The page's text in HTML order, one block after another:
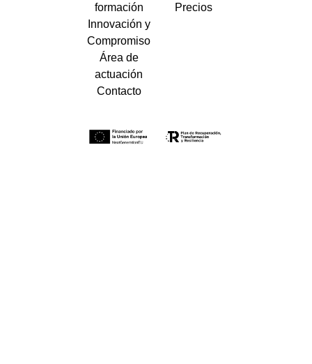
formación
Innovación y
Compromiso
Área de
actuación
Contacto
Precios